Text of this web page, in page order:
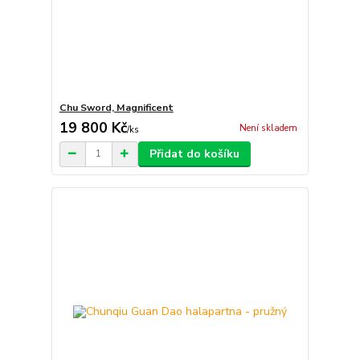
Chu Sword, Magnificent
19 800 Kč/ks Není skladem
Přidat do košíku